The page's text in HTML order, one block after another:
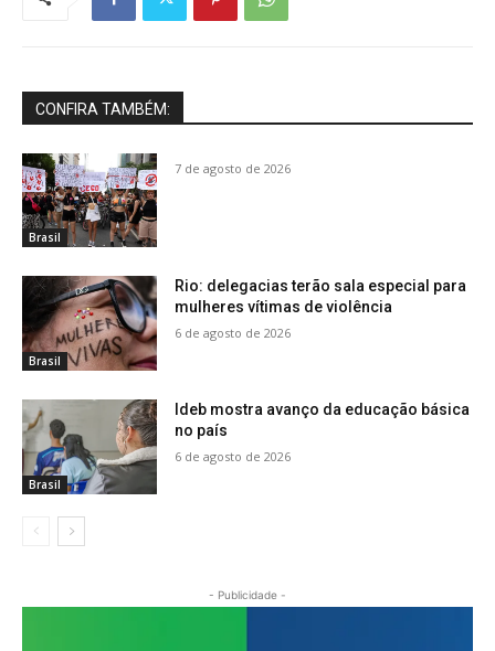
CONFIRA TAMBÉM:
Brasil
7 de agosto de 2026
Brasil
Rio: delegacias terão sala especial para
mulheres vítimas de violência
6 de agosto de 2026
Brasil
Ideb mostra avanço da educação básica
no país
6 de agosto de 2026
- Publicidade -